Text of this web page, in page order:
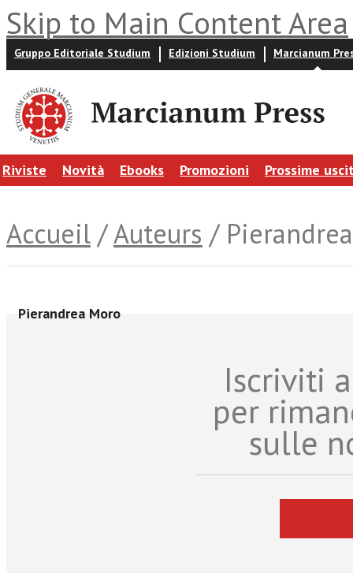
Skip to Main Content Area
Gruppo Editoriale Studium Edizioni Studium Marcianum
Riviste Novità Ebooks Promozioni Prossime
Accueil /Auteurs /
Pierandrea Moro
Iscriviti
per
sulle